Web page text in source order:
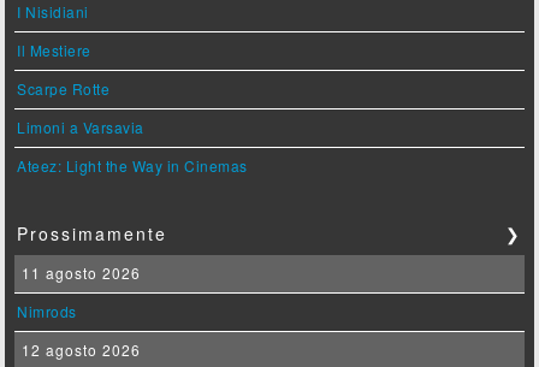
I Nisidiani
Il Mestiere
Scarpe Rotte
Limoni a Varsavia
Ateez: Light the Way in Cinemas
Prossimamente ❯
11 agosto 2026
Nimrods
12 agosto 2026